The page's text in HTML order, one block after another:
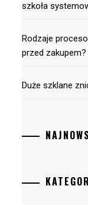
szkoła
Rodzaje
przed zakupem?
Duże szklane